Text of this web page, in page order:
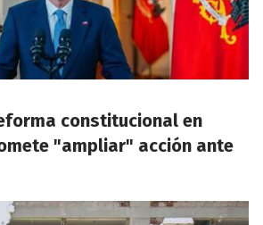
constitucional en
"ampliar" acción ante